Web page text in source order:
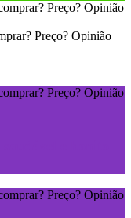
Preço? Opinião